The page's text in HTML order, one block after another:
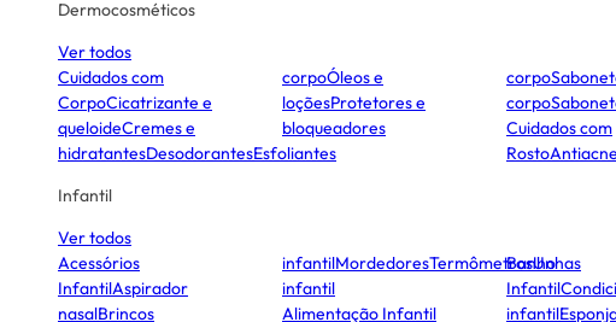
Dermocosméticos
Ver todos
Cuidados com
CorpoCicatrizante e
queloideCremes e
hidratantesDesodorantesEsfoliantes
corpoÓleos e
loçõesProtetores e
bloqueadores
corpo
corpo
Cuidados com
RostoAntiacne
Infantil
Ver todos
Acessórios
InfantilAspirador
nasalBrincos
infantilMordedoresTermômetrosUnhas
infantil
Alimentação Infantil
Banho
Infantil
infantil